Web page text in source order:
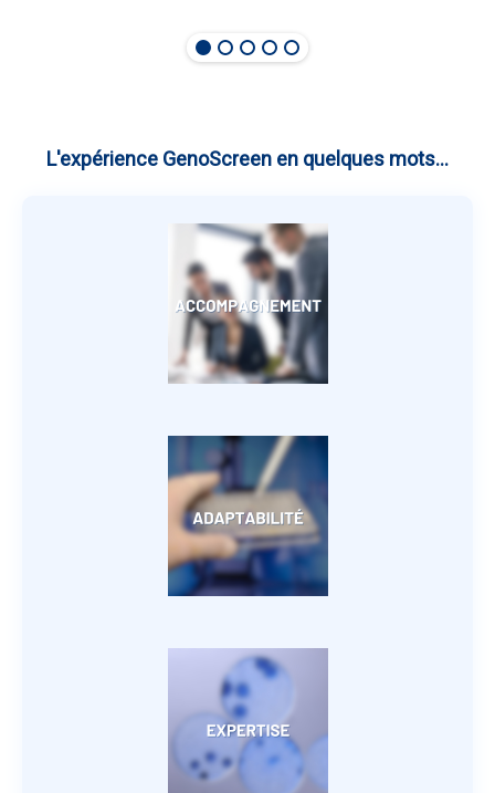
L'expérience GenoScreen en quelques mots...